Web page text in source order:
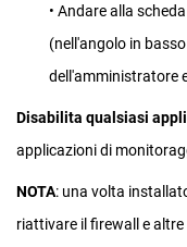
• Andare alla
(nell'angolo in
dell'amministratore
Disabilita qualsiasi
applicazioni di
NOTA: una volta
riattivare il firewall e